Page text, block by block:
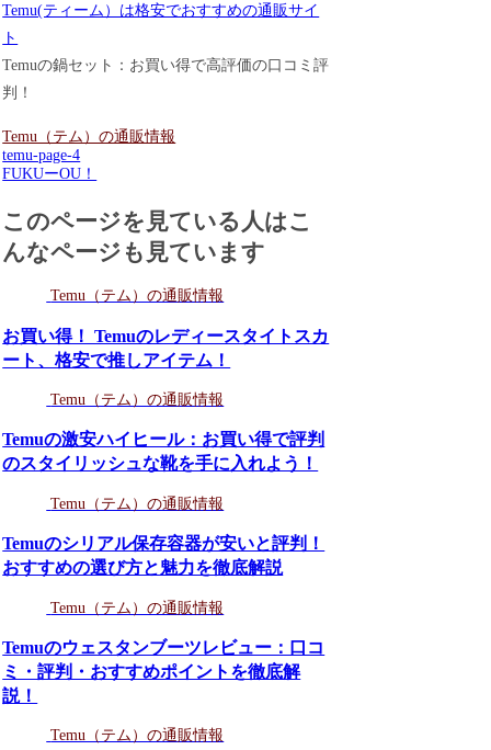
Temu(ティーム）は格安でおすすめの通販サイ
ト
Temuの鍋セット：お買い得で高評価の口コミ評
判！
Temu（テム）の通販情報
temu-page-4
FUKUーOU！
このページを見ている人はこ
んなページも見ています
Temu（テム）の通販情報
お買い得！ Temuのレディースタイトスカ
ート、格安で推しアイテム！
Temu（テム）の通販情報
Temuの激安ハイヒール：お買い得で評判
のスタイリッシュな靴を手に入れよう！
Temu（テム）の通販情報
Temuのシリアル保存容器が安いと評判！
おすすめの選び方と魅力を徹底解説
Temu（テム）の通販情報
Temuのウェスタンブーツレビュー：口コ
ミ・評判・おすすめポイントを徹底解
説！
Temu（テム）の通販情報